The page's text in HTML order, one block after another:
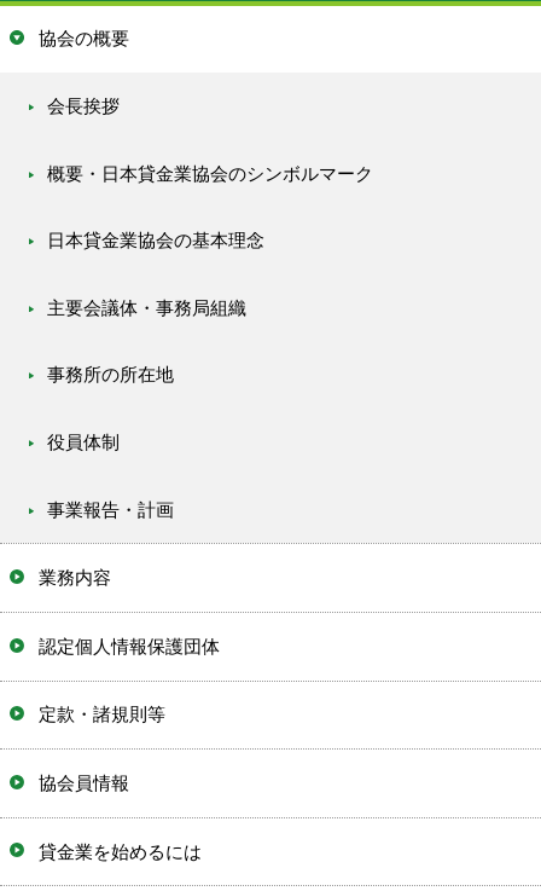
協会の概要
会長挨拶
概要・日本貸金業協会のシンボルマーク
日本貸金業協会の基本理念
主要会議体・事務局組織
事務所の所在地
役員体制
事業報告・計画
業務内容
認定個人情報保護団体
定款・諸規則等
協会員情報
貸金業を始めるには